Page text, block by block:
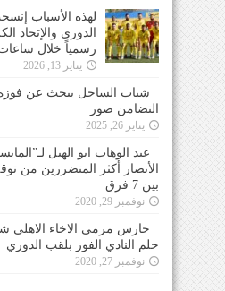
لهذه الأسباب
الدوري والإتحاد
رسمياً خلال
يناير 13, 2026
شباب الساحل يبحث عن فوزه
التضامن صور
يناير 26, 2025
عبد الوهاب ابو الهيل
الأنصار أكثر المتضررين من
بين 7 فرق
نوفمبر 29, 2020
حارس مرمى الاخاء الاهلي
حلم النادي الفوز بلقب الدوري
نوفمبر 27, 2020